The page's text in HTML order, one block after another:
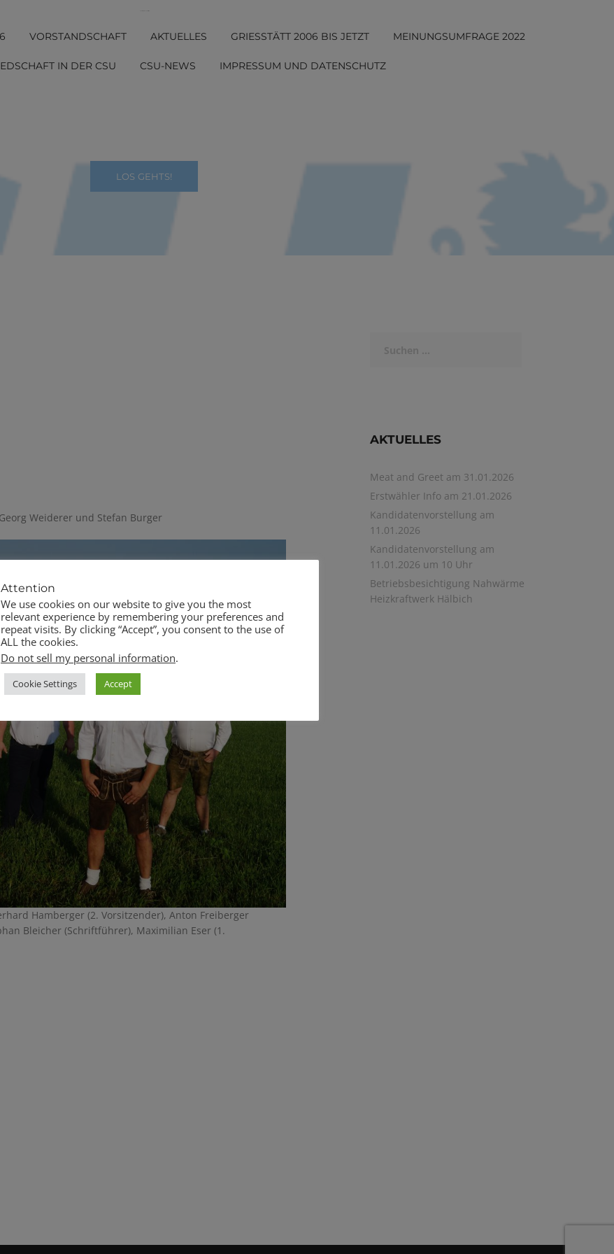
VORSTANDSCHAFT AKTUELLES GRIESSTÄTT 2006 BIS JETZT MEINUNGSUMFRAGE 2022
IN DER CSU CSU-NEWS IMPRESSUM UND DATENSCHUTZ
LOS GEHTS!
Weiderer und Stefan Burger
Hamberger (2. Vorsitzender), Anton Freiberger
Bleicher (Schriftführer), Maximilian Eser (1.
AKTUELLES
Meat and Greet am 31.01.2026
Erstwähler Info am 21.01.2026
Kandidatenvorstellung am
11.01.2026
Kandidatenvorstellung am
11.01.2026 um 10 Uhr
Betriebsbesichtigung Nahwärme
Heizkraftwerk Hälbich
Attention
We use cookies on our website to give you the most
relevant experience by remembering your preferences and
repeat visits. By clicking “Accept”, you consent to the use of
ALL the cookies.
Do not sell my personal information.
Cookie Settings Accept